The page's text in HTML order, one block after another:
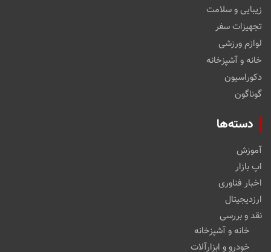
زیبایی و سلامت
تجهیزات سفر
لوازم ورزشی
خانه و آشپزخانه
دکوراسیون
گوناگون
دسته‌ها
آموزش
اپ بازار
اخبار فناوری
ارزدیجیتال
نقد و بررسی
خانه و آشپزخانه
خودرو و ابزارآلات